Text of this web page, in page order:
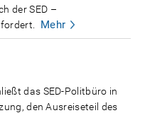
der SED –
Mehr
das SED-Politbüro in
den Ausreiseteil des